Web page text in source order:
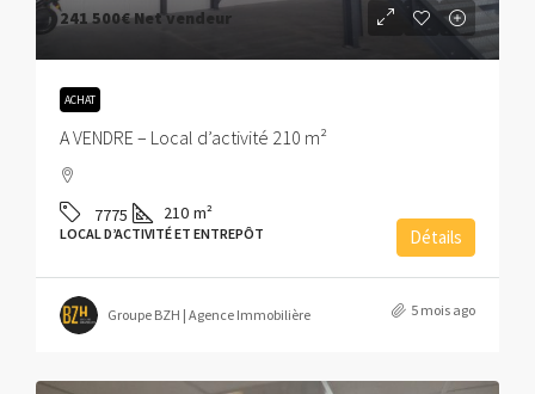
241 500€Net vendeur
ACHAT
A VENDRE – Local d’activité 210 m²
7775 210 m²
LOCAL D’ACTIVITÉ ET ENTREPÔT Détails
Groupe BZH | Agence Immobilière 5 mois ago